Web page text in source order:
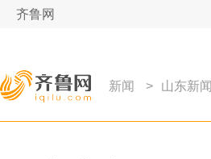
齐鲁网
新闻 > 山东新闻